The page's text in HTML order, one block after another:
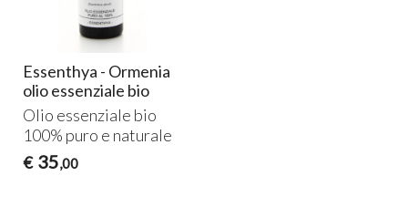
Essenthya - Ormenia
olio essenziale bio
Olio essenziale bio
100% puro e naturale
€ 35,00